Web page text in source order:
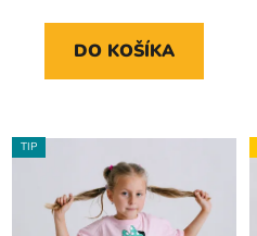
DO KOŠÍKA
TIP